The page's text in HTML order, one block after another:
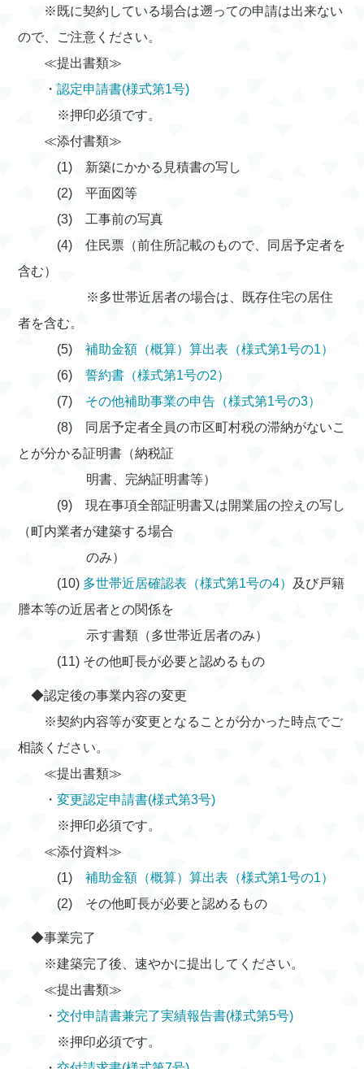
※既に契約している場合は遡っての申請は出来ない
ので、ご注意ください。
≪提出書類≫
・認定申請書(様式第1号)
※押印必須です。
≪添付書類≫
(1) 新築にかかる見積書の写し
(2) 平面図等
(3) 工事前の写真
(4) 住民票（前住所記載のもので、同居予定者を
含む）
※多世帯近居者の場合は、既存住宅の居住
者を含む。
(5)補助金額（概算）算出表（様式第1号の1）
(6)誓約書（様式第1号の2）
(7) その他補助事業の申告（様式第1号の3）
(8) 同居予定者全員の市区町村税の滞納がないこ
とが分かる証明書（納税証
明書、完納証明書等）
(9) 現在事項全部証明書又は開業届の控えの写し
（町内業者が建築する場合
のみ）
(10) 多世帯近居確認表（様式第1号の4） 及び戸籍
謄本等の近居者との関係を
示す書類（多世帯近居者のみ）
(11) その他町長が必要と認めるもの
◆認定後の事業内容の変更
※契約内容等が変更となることが分かった時点でご
相談ください。
≪提出書類≫
・変更認定申請書(様式第3号)
※押印必須です。
≪添付資料≫
(1)補助金額（概算）算出表（様式第1号の1）
(2) その他町長が必要と認めるもの
◆事業完了
※建築完了後、速やかに提出してください。
≪提出書類≫
・交付申請書兼完了実績報告書(様式第5号)
※押印必須です。